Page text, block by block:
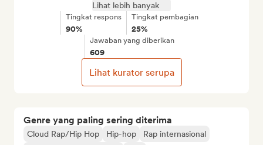
Genre yang paling sering diterima
Cloud Rap/Hip Hop Hip-hop
Rap internasional
Lihat lebih banyak
Tingkat respons
90%
Tingkat pembagian
25%
Jawaban yang diberikan
609
Lihat kurator serupa